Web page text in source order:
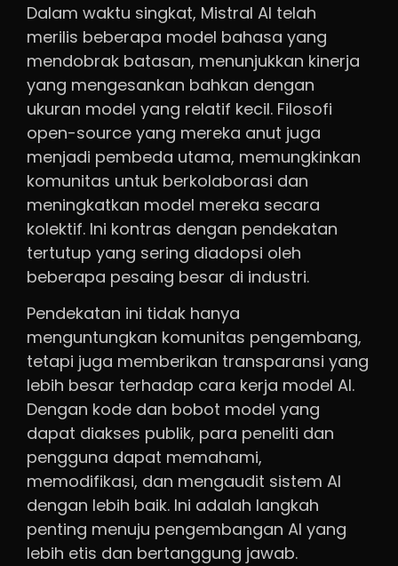
Dalam waktu singkat, Mistral AI telah
merilis beberapa model bahasa yang
mendobrak batasan, menunjukkan kinerja
yang mengesankan bahkan dengan
ukuran model yang relatif kecil. Filosofi
open-source yang mereka anut juga
menjadi pembeda utama, memungkinkan
komunitas untuk berkolaborasi dan
meningkatkan model mereka secara
kolektif. Ini kontras dengan pendekatan
tertutup yang sering diadopsi oleh
beberapa pesaing besar di industri.
Pendekatan ini tidak hanya
menguntungkan komunitas pengembang,
tetapi juga memberikan transparansi yang
lebih besar terhadap cara kerja model AI.
Dengan kode dan bobot model yang
dapat diakses publik, para peneliti dan
pengguna dapat memahami,
memodifikasi, dan mengaudit sistem AI
dengan lebih baik. Ini adalah langkah
penting menuju pengembangan AI yang
lebih etis dan bertanggung jawab.